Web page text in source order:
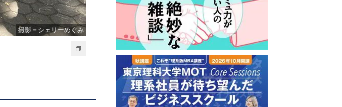
撮影＝シェリーめぐみ